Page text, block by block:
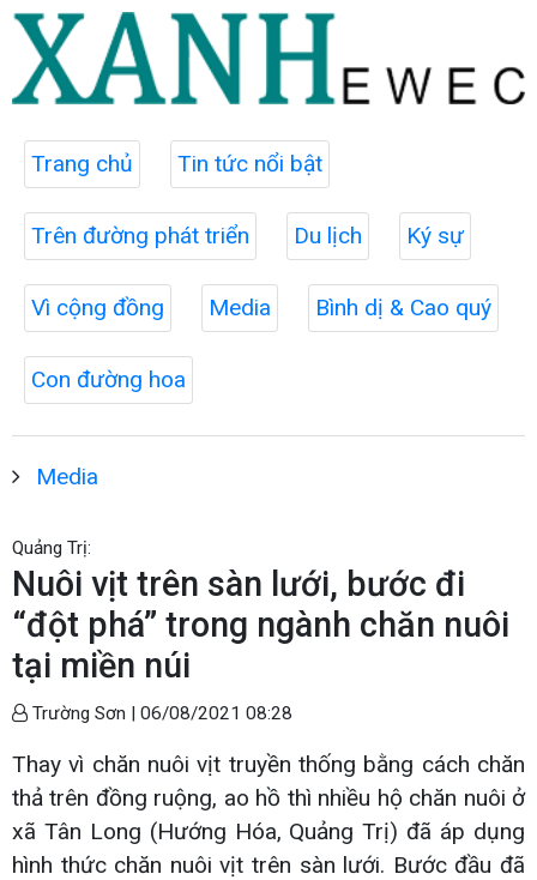
Trang chủ Tin tức nổi bật
Trên đường phát triển Du lịch Ký sự
Vì cộng đồng Media Bình dị & Cao quý
Con đường hoa
Media
Quảng Trị:
Nuôi vịt trên sàn lưới, bước đi
“đột phá” trong ngành chăn nuôi
tại miền núi
Trường Sơn | 06/08/2021 08:28
Thay vì chăn nuôi vịt truyền thống bằng cách chăn
thả trên đồng ruộng, ao hồ thì nhiều hộ chăn nuôi ở
xã Tân Long (Hướng Hóa, Quảng Trị) đã áp dụng
hình thức chăn nuôi vịt trên sàn lưới. Bước đầu đã